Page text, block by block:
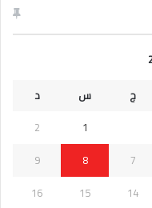
ج س
د
1
2
7
8
9
14
15
16